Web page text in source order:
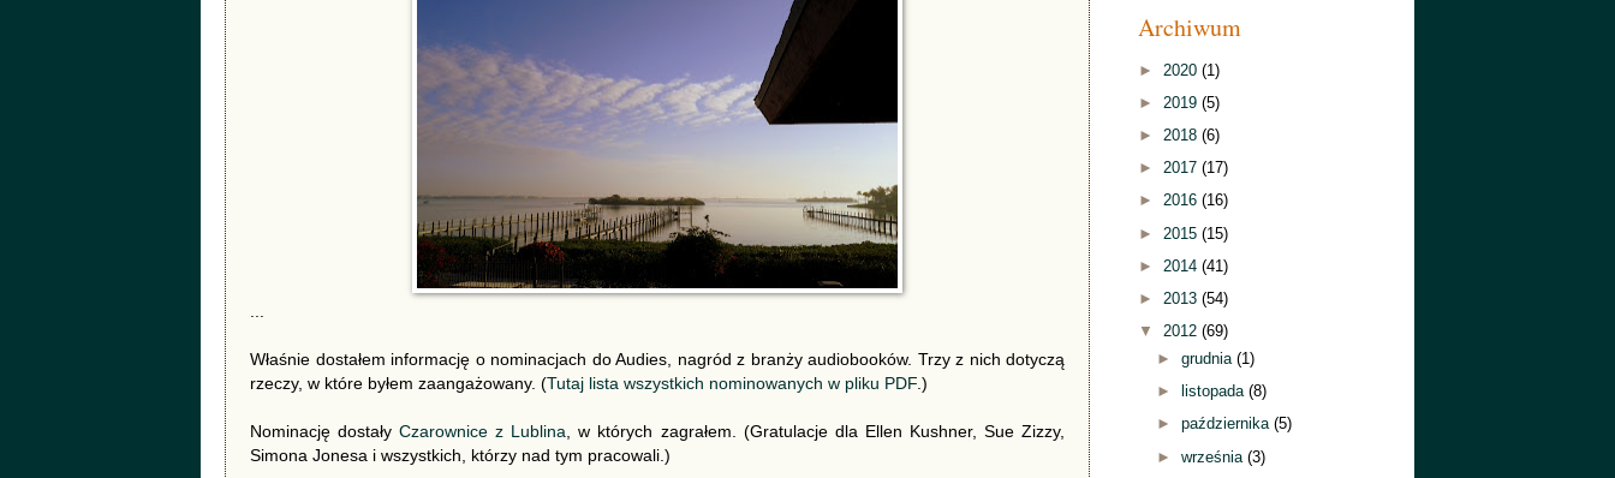
Właśnie dostałem informację o nominacjach do Audies, nagród z branży audiobooków. Trzy z nich dotyczą
rzeczy, w które byłem zaangażowany. (Tutaj lista wszystkich nominowanych w pliku PDF .)
Nominację dostałyCzarownice z Lublina , w których zagrałem. (Gratulacje dla Ellen Kushner, Sue Zizzy,
Simona Jonesa i wszystkich, którzy nad tym pracowali.)
Archiwum
► 2020 (1)
► 2019 (5)
► 2018 (6)
► 2017 (17)
► 2016 (16)
► 2015 (15)
► 2014 (41)
► 2013 (54)
▼ 2012 (69)
►grudnia(1)
►
listopada(8)
►października(5)
►września(3)